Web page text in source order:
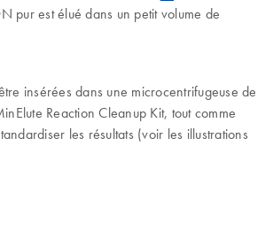
pur est élué dans un petit volume de
insérées dans une microcentrifugeuse de
Reaction Cleanup Kit, tout comme
les résultats (voir les illustrations